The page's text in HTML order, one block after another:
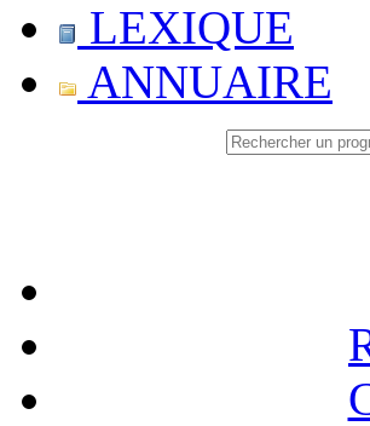
LEXIQUE
ANNUAIRE